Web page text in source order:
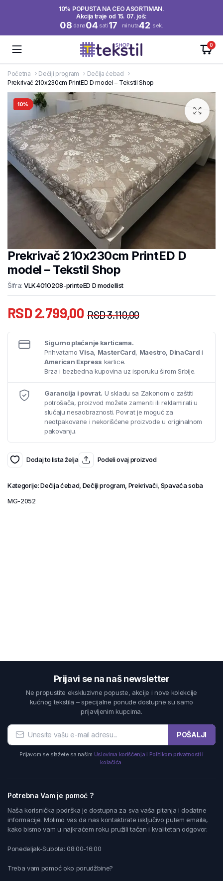
10% POPUSTA NA CEO ASORTIMAN.
Akcija traje od 15. 07. još:
08 dana04 sati17 minuta42 sek.
0
Početna Dečiji program
Dečija ćebad
Prekrivač 210x230cm PrintED D model – Tekstil Shop
10%
Prekrivač 210x230cm PrintED D
model – Tekstil Shop
Šifra: VLK4010208-printeED D modellist
RSD3.110,00
RSD 2.799,00
Sigurno plaćanje karticama.
PrihvatamoVisa, MasterCard, Maestro, DinaCard i
American Express kartice.
Brza i bezbedna kupovina uz isporuku širom Srbije.
Garancija i povrat. U skladu sa Zakonom o zaštiti
potrošača, proizvod možete zameniti ili reklamirati u
slučaju nesaobraznosti. Povrat je moguć za
neotpakovane i nekorišćene proizvode u originalnom
pakovanju.
Dodaj to lista želja Podeli ovaj proizvod
Kategorije:Dečija ćebad, Dečiji program, Prekrivači, Spavaća soba
MG-2052
Prijavi se na naš newsletter
Ne propustite ekskluzivne popuste, akcije i nove kolekcije
kućnog tekstila – specijalne ponude dostupne su samo
prijavljenim kupcima.
POŠALJI
Prijavom se slažete sa našim Uslovima korišćenja i Politikom privatnosti i
kolačića.
Potrebna Vam je pomoć ?
Naša korisnička podrška je dostupna za sva vaša pitanja i dodatne
informacije. Molimo vas da nas kontaktirate isključivo putem emaila,
kako bismo vam u najkraćem roku pružili tačan i kvalitetan odgovor.
Ponedeljak-Subota: 08:00-16:00
Treba vam pomoć oko porudžbine?